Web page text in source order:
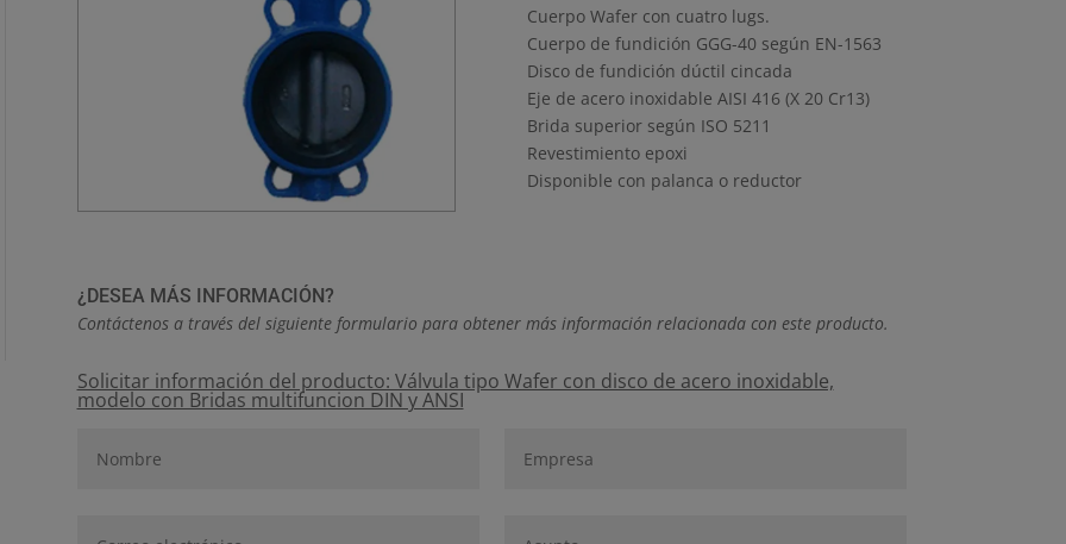
Cuerpo Wafer con cuatro lugs.
Cuerpo de fundición GGG-40 según EN-1563
Disco de fundición dúctil cincada
Eje de acero inoxidable AISI 416 (X 20 Cr13)
Brida superior según ISO 5211
Revestimiento epoxi
Disponible con palanca o reductor
¿DESEA MÁS INFORMACIÓN?
Contáctenos a través del siguiente formulario para obtener más información relacionada con este producto.
Solicitar información del producto: Válvula tipo Wafer con disco de acero inoxidable,
modelo con Bridas multifuncion DIN y ANSI